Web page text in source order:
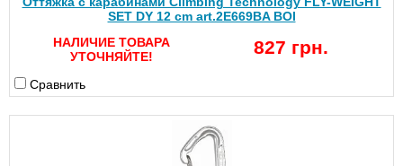
SET DY 12 cm art.2E669BA BOI
НАЛИЧИЕ ТОВАРА
УТОЧНЯЙТЕ!
827 грн.
Сравнить